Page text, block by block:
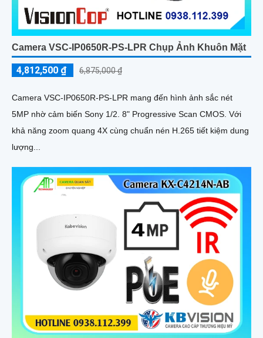
Camera VSC-IP0650R-PS-LPR Chụp Ảnh Khuôn Mặt
4,812,500 ₫ 6,875,000 ₫
Camera VSC-IP0650R-PS-LPR mang đến hình ảnh sắc nét
5MP nhờ cảm biến Sony 1/2. 8" Progressive Scan CMOS. Với
khả năng zoom quang 4X cùng chuẩn nén H.265 tiết kiệm dung
lượng...